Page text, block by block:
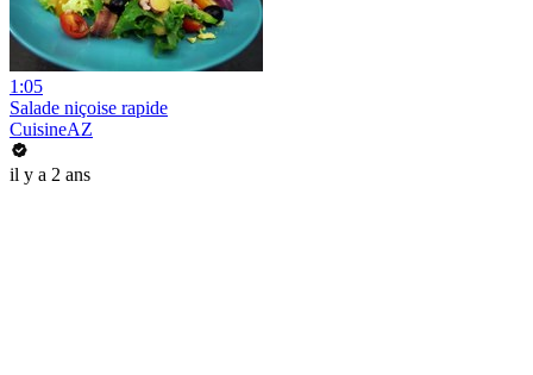
1:05
Salade niçoise rapide
CuisineAZ
il y a 2 ans